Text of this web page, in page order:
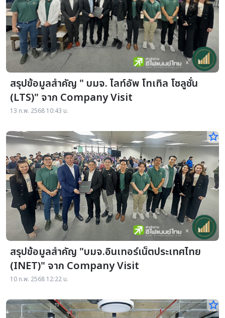
สรุปข้อมูลสำคัญ " บมจ. ไลท์อัพ โทเทิล โซลูชั่น
(LTS)" จาก Company Visit
13 ก.พ. 2568 10:43 น.
star_border
สรุปข้อมูลสำคัญ "บมจ.อินเทอร์เน็ตประเทศไทย
(INET)" จาก Company Visit
10 ก.พ. 2568 12:22 น.
star_border